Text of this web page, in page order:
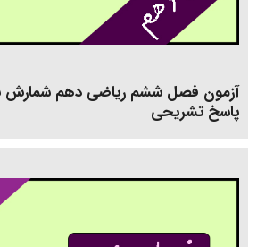
آزمون فصل ششم ریاضی دهم شمارش
پاسخ تشریحی